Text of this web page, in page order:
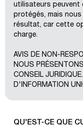
utilisateurs peuvent
protégés, mais
résultat, car cette
charge.
AVIS DE NON-
NOUS
CONSEIL
D'INFORMATION
QU'EST-CE QUE